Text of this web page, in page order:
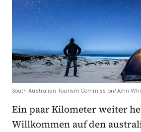
South Australian Tourism Commission/John
Ein paar Kilometer weiter
Willkommen auf den